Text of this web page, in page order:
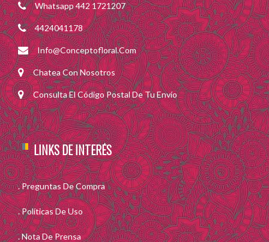
Whatsapp 442 1721207
4424041178
Info@conceptofloral.com
Chatea Con Nosotros
Consulta El Código Postal De Tu Envío
LINKS DE INTERÉS
Preguntas De Compra
Políticas De Uso
Nota De Prensa